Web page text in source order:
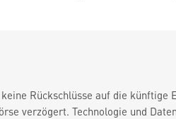
Rückschlüsse auf die künftige
verzögert. Technologie und